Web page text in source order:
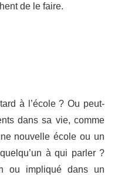
de le faire.
à l’école ? Ou peut-
dans sa vie, comme
nouvelle école ou un
à qui parler ?
ou impliqué dans un